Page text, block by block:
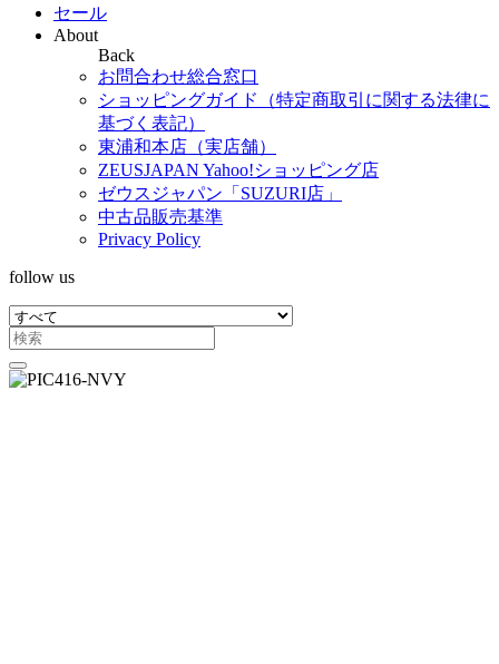
セール
About
Back
お問合わせ総合窓口
ショッピングガイド（特定商取引に関する法律に
基づく表記）
東浦和本店（実店舗）
ZEUSJAPAN Yahoo!ショッピング店
ゼウスジャパン「SUZURI店」
中古品販売基準
Privacy Policy
follow us